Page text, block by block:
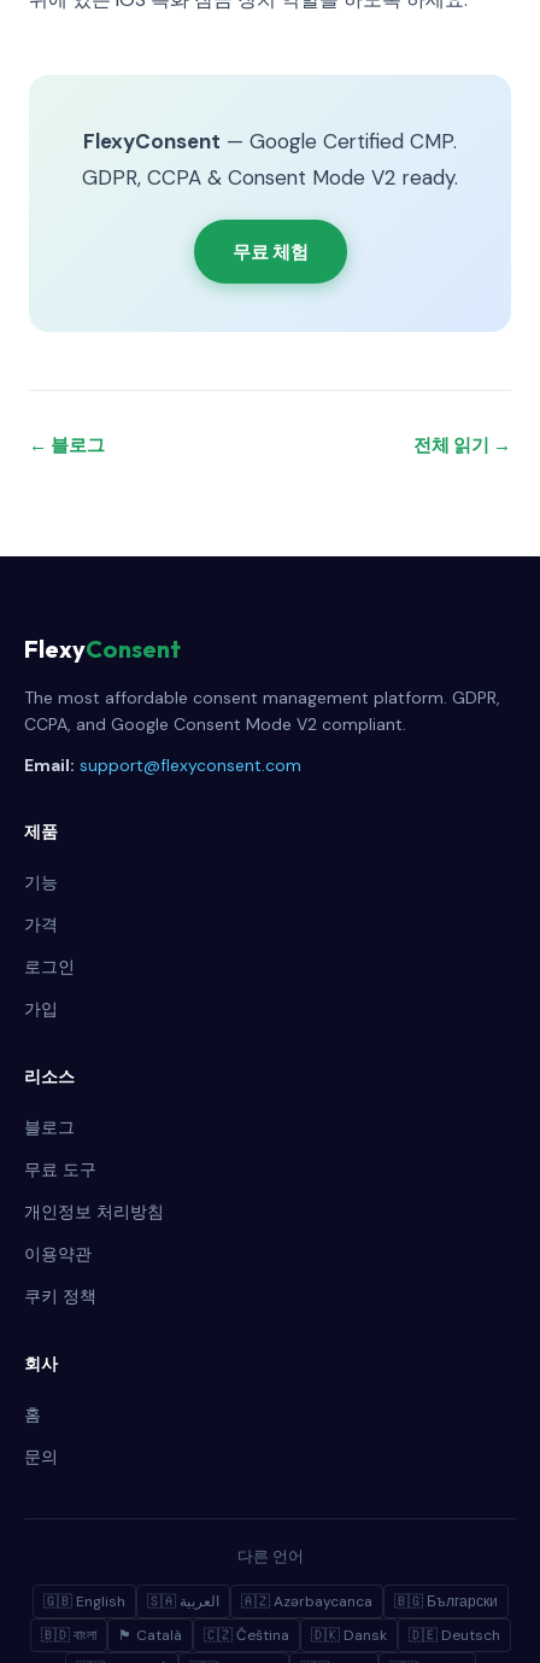
FlexyConsent — Google Certified CMP.
GDPR, CCPA & Consent Mode V2 ready.
무료 체험
← 블로그 전체 읽기 →
FlexyConsent
The most affordable consent management platform. GDPR,
CCPA, and Google Consent Mode V2 compliant.
Email: support@flexyconsent.com
제품
기능
가격
로그인
가입
리소스
블로그
무료 도구
개인정보 처리방침
이용약관
쿠키 정책
회사
홈
문의
다른 언어
🇬🇧 English 🇸🇦 العربية 🇦🇿 Azərbaycanca
🇧🇬 Български
🇧🇩 বাংলা
🏴 Català 🇨🇿 Čeština 🇩🇰 Dansk
🇩🇪 Deutsch